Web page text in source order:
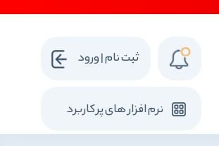
نرم افزار های پرکاربرد
ثبت نام | ورود